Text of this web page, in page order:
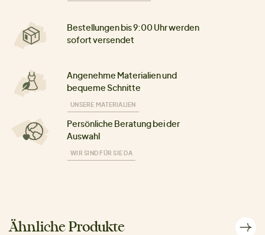
Bestellungen bis 9:00 Uhr werden
sofort versendet
Angenehme Materialien und
bequeme Schnitte
UNSERE MATERIALIEN
Persönliche Beratung bei der
Auswahl
WIR SIND FÜR SIE DA
Ähnliche Produkte